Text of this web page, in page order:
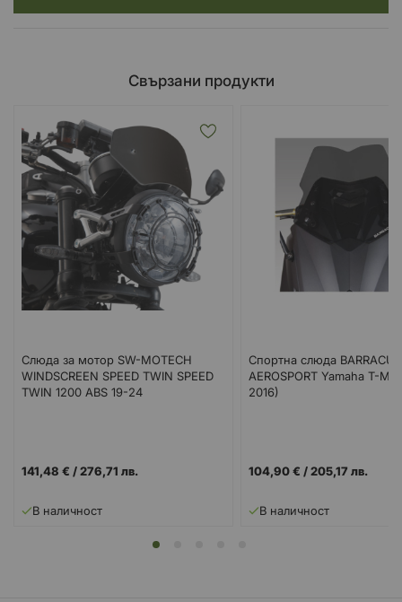
Свързани продукти
Слюда за мотор SW-MOTECH
WINDSCREEN SPEED TWIN SPEED
TWIN 1200 ABS 19-24
141,48 € /276,71 лв.
В наличност
Спортна слюда
AEROSPORT Yamaha T-
2016)
104,90 € /205,17 лв.
В наличност